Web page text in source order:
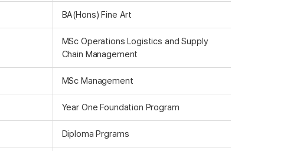
BA(Hons) Fine Art
MSc Operations Logistics and Supply
Chain Management
MSc Management
Year One Foundation Program
Diploma Prgrams